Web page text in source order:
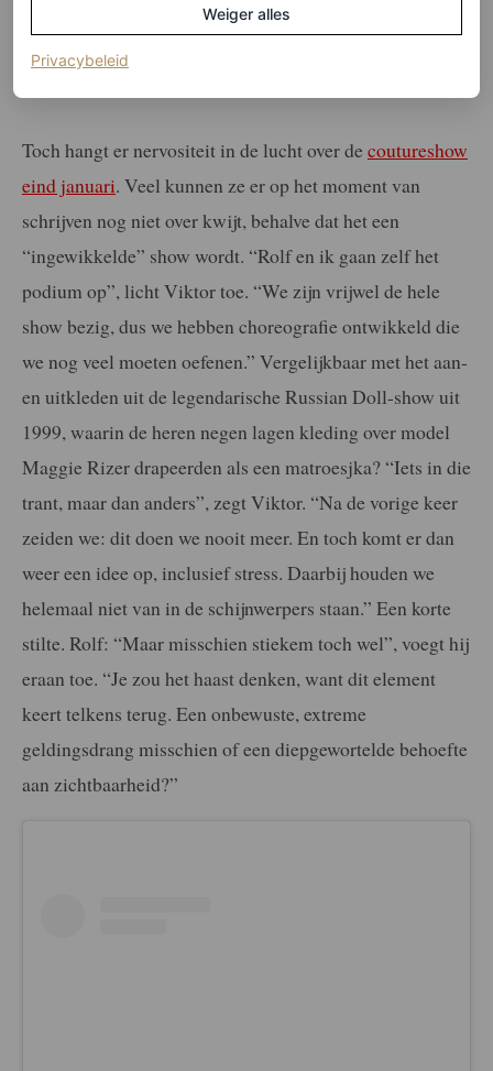
LOIS LAVERNE
Toch hangt er nervositeit in de lucht over de coutureshow
eind januari. Veel kunnen ze er op het moment van
schrijven nog niet over kwijt, behalve dat het een
“ingewikkelde” show wordt. “Rolf en ik gaan zelf het
podium op”, licht Viktor toe. “We zijn vrijwel de hele
show bezig, dus we hebben choreografie ontwikkeld die
we nog veel moeten oefenen.” Vergelijkbaarmet het aan-
en uitkleden uit de legendarische Russian Doll-show uit
1999, waarin de heren negen lagen kleding over model
Maggie Rizer drapeerden als een matroesjka? “Iets in die
trant,maar dan anders”, zegt Viktor. “Na de vorige keer
zeiden we: dit doen we nooit meer. En toch komt er dan
weer een idee op, inclusief stress. Daarbij houden we
helemaal niet van in de schijnwerpers staan.” Een korte
stilte. Rolf: “Maar misschien stiekem toch wel”, voegt hij
eraan toe. “Je zou het haast denken,want dit element
keert telkens terug. Een onbewuste, extreme
geldingsdrang misschien of een diepgewortelde behoefte
aan zichtbaarheid?”
Weiger alles
Privacybeleid